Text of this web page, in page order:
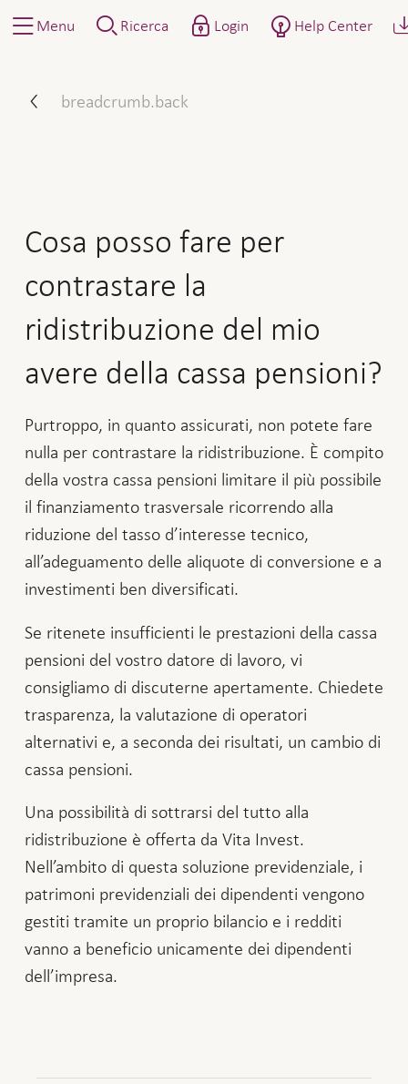
Menu Ricerca Login Help Center
breadcrumb.back
Cosa posso fare per
contrastare la
ridistribuzione del mio
avere della cassa pensioni?
Purtroppo, in quanto assicurati, non potete fare
nulla per contrastare la ridistribuzione. È compito
della vostra cassa pensioni limitare il più possibile
il finanziamento trasversale ricorrendo alla
riduzione del tasso d’interesse tecnico,
all’adeguamento delle aliquote di conversione e a
investimenti ben diversificati.
Se ritenete insufficienti le prestazioni della cassa
pensioni del vostro datore di lavoro, vi
consigliamo di discuterne apertamente. Chiedete
trasparenza, la valutazione di operatori
alternativi e, a seconda dei risultati, un cambio di
cassa pensioni.
Una possibilità di sottrarsi del tutto alla
ridistribuzione è offerta da Vita Invest.
Nell’ambito di questa soluzione previdenziale, i
patrimoni previdenziali dei dipendenti vengono
gestiti tramite un proprio bilancio e i redditi
vanno a beneficio unicamente dei dipendenti
dell’impresa.